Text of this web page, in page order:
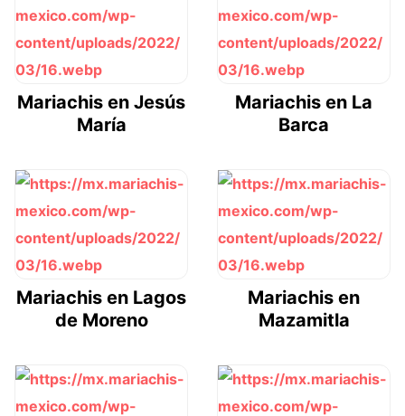
Mariachis en Jesús
María
Mariachis en La
Barca
Mariachis en Lagos
de Moreno
Mariachis en
Mazamitla